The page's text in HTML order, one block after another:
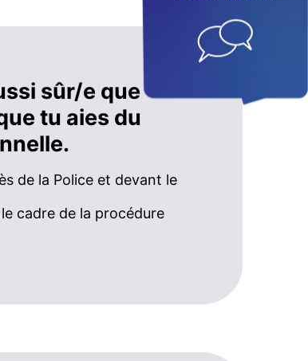
sûr/e que
tu aies du
de la Police et devant le
cadre de la procédure